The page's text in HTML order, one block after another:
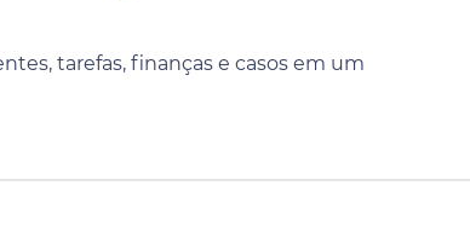
tarefas, finanças e casos em um